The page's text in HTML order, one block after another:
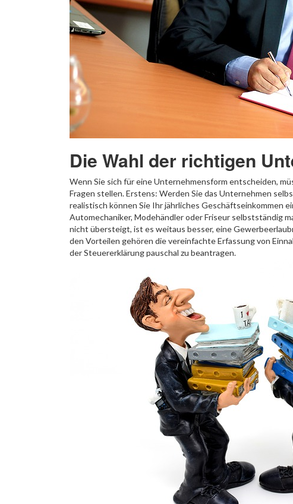
Die Wahl der richtigen
Wenn Sie sich für eine Unternehmensform entscheiden,
Fragen stellen. Erstens: Werden Sie das Unternehmen
realistisch können Sie Ihr jährliches Geschäftseinkommen
Automechaniker, Modehändler oder Friseur selbstständig
nicht übersteigt, ist es weitaus besser, eine
den Vorteilen gehören die vereinfachte Erfassung von
der Steuererklärung pauschal zu beantragen.